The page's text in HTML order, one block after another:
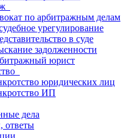
по арбитражным делам
урегулирование
в суде
задолженности
юрист
юридических лиц
ИП
дела
ответы